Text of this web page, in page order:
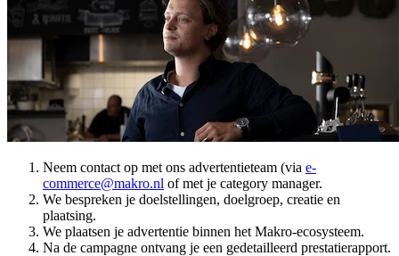
Neem contact op met ons advertentieteam (via e-
commerce@makro.nl of met je category manager.
We bespreken je doelstellingen, doelgroep, creatie en
plaatsing.
We plaatsen je advertentie binnen het Makro-ecosysteem.
Na de campagne ontvang je een gedetailleerd prestatierapport.